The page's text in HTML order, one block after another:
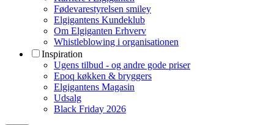
Fødevarestyrelsen smiley
Elgigantens Kundeklub
Om Elgiganten Erhverv
Whistleblowing i organisationen
Inspiration
Ugens tilbud - og andre gode priser
Epoq køkken & bryggers
Elgigantens Magasin
Udsalg
Black Friday 2026